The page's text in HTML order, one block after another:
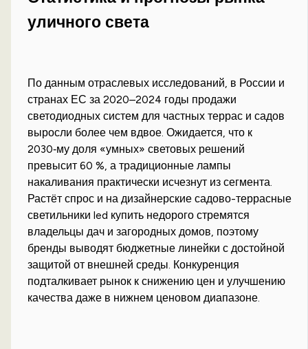
уличного света
По данным отраслевых исследований, в России и
странах ЕС за 2020–2024 годы продажи
светодиодных систем для частных террас и садов
выросли более чем вдвое. Ожидается, что к
2030‑му доля «умных» световых решений
превысит 60 %, а традиционные лампы
накаливания практически исчезнут из сегмента.
Растёт спрос и на дизайнерские садово-террасные
светильники led купить недорого стремятся
владельцы дач и загородных домов, поэтому
бренды выводят бюджетные линейки с достойной
защитой от внешней среды. Конкуренция
подталкивает рынок к снижению цен и улучшению
качества даже в нижнем ценовом диапазоне.